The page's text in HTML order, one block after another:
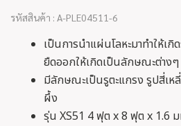
รหัสสินค้า : A-PLE04511-6
เป็นการนำแผ่นโลหะมาทำให้เ
ยืดออกให้เกิดเป็นลักษณะต่างๆ
มีลักษณะเป็นรูตะแกรง รูปสี่เห
ผึ้ง
รุ่น XS51 4 ฟุต x 8 ฟุต x 1.6